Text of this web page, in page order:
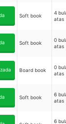
Soft book
4
atas
Soft book
0
atas
Board book
0
atas
Soft book
6
atas
6